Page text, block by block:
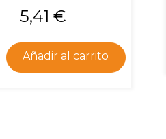
Precio
5,41 €
Añadir al carrito